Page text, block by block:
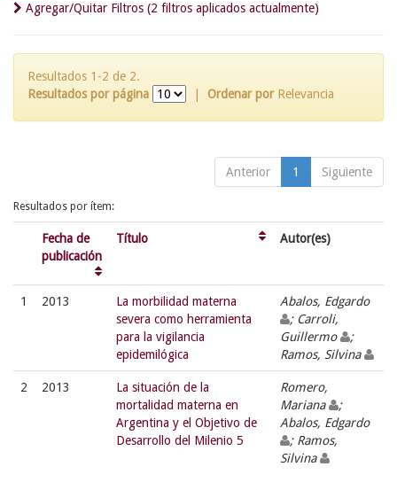
Agregar/Quitar Filtros (2 filtros aplicados actualmente)
Resultados 1-2 de 2.
Resultados por página
Ordenar por Relevancia
Anterior 1 Siguiente
Resultados por ítem:
Fecha de
publicación
Título Autor(es)
1 2013
La morbilidad materna
severa como herramienta
para la vigilancia
epidemilógica
Abalos, Edgardo
; Carroli,
Guillermo
;
Ramos, Silvina
2 2013
La situación de la
mortalidad materna en
Argentina y el Objetivo de
Desarrollo del Milenio 5
Romero,
Mariana
;
Abalos, Edgardo
; Ramos,
Silvina